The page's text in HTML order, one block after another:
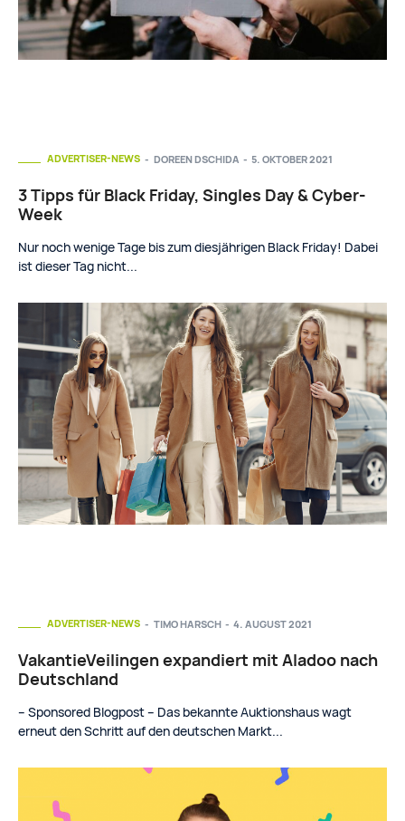
ADVERTISER-NEWS
3 Tipps für Black Friday, Singles Day & Cyber-
Week
DOREEN DSCHIDA - 5. OKTOBER 2021
Nur noch wenige Tage bis zum diesjährigen Black Friday! Dabei
ist dieser Tag nicht...
ADVERTISER-NEWS
VakantieVeilingen expandiert mit Aladoo nach
Deutschland
TIMO HARSCH - 4. AUGUST 2021
– Sponsored Blogpost – Das bekannte Auktionshaus wagt
erneut den Schritt auf den deutschen Markt...